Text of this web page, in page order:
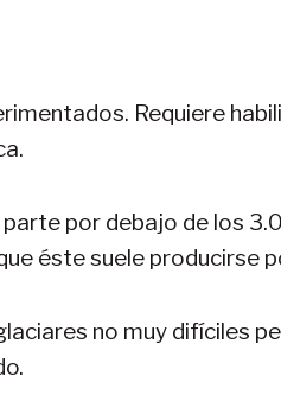
Requiere
por debajo de los
éste suele producirse
no muy difíciles